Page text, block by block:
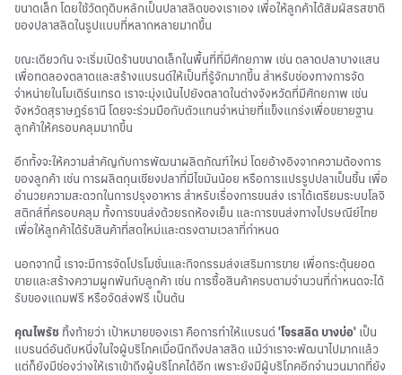
ขนาดเล็ก โดยใช้วัตถุดิบหลักเป็นปลาสลิดของเราเอง เพื่อให้ลูกค้าได้สัมผัสรสชาติ
ของปลาสลิดในรูปแบบที่หลากหลายมากขึ้น
ขณะเดียวกัน จะเริ่มเปิดร้านขนาดเล็กในพื้นที่ที่มีศักยภาพ เช่น ตลาดปลาบางแสน
เพื่อทดลองตลาดและสร้างแบรนด์ให้เป็นที่รู้จักมากขึ้น สำหรับช่องทางการจัด
จำหน่ายในโมเดิร์นเทรด เราจะมุ่งเน้นไปยังตลาดในต่างจังหวัดที่มีศักยภาพ เช่น
จังหวัดสุราษฎร์ธานี โดยจะร่วมมือกับตัวแทนจำหน่ายที่แข็งแกร่งเพื่อขยายฐาน
ลูกค้าให้ครอบคลุมมากขึ้น
อีกทั้งจะให้ความสำคัญกับการพัฒนาผลิตภัณฑ์ใหม่ โดยอ้างอิงจากความต้องการ
ของลูกค้า เช่น การผลิตกุนเชียงปลาที่มีไขมันน้อย หรือการแปรรูปปลาเป็นชิ้น เพื่อ
อำนวยความสะดวกในการปรุงอาหาร สำหรับเรื่องการขนส่ง เราได้เตรียมระบบโลจิ
สติกส์ที่ครอบคลุม ทั้งการขนส่งด้วยรถห้องเย็น และการขนส่งทางไปรษณีย์ไทย
เพื่อให้ลูกค้าได้รับสินค้าที่สดใหม่และตรงตามเวลาที่กำหนด
นอกจากนี้ เราจะมีการจัดโปรโมชั่นและกิจกรรมส่งเสริมการขาย เพื่อกระตุ้นยอด
ขายและสร้างความผูกพันกับลูกค้า เช่น การซื้อสินค้าครบตามจำนวนที่กำหนดจะได้
รับของแถมฟรี หรือจัดส่งฟรี เป็นต้น
คุณไพรัช ทิ้งท้ายว่า เป้าหมายของเรา คือการทำให้แบรนด์'โจรสลิด บางบ่อ' เป็น
แบรนด์อันดับหนึ่งในใจผู้บริโภคเมื่อนึกถึงปลาสลิด แม้ว่าเราจะพัฒนาไปมากแล้ว
แต่ก็ยังมีช่องว่างให้เราเข้าถึงผู้บริโภคได้อีก เพราะยังมีผู้บริโภคอีกจำนวนมากที่ยัง